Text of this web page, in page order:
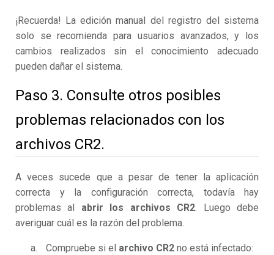
¡Recuerda! La edición manual del registro del sistema
solo se recomienda para usuarios avanzados, y los
cambios realizados sin el conocimiento adecuado
pueden dañar el sistema.
Paso 3. Consulte otros posibles
problemas relacionados con los
archivos CR2.
A veces sucede que a pesar de tener la aplicación
correcta y la configuración correcta, todavía hay
problemas al abrir los archivos CR2. Luego debe
averiguar cuál es la razón del problema.
Compruebe si el archivo CR2 no está infectado: